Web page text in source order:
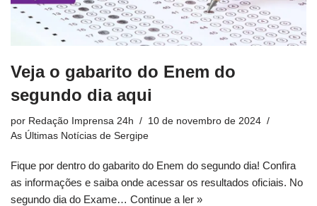
Veja o gabarito do Enem do
segundo dia aqui
por Redação Imprensa 24h
10 de novembro de 2024
As Últimas Notícias de Sergipe
Fique por dentro do gabarito do Enem do segundo dia! Confira
as informações e saiba onde acessar os resultados oficiais. No
segundo dia do Exame… Continue a ler »